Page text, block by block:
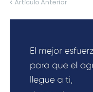
Artículo Anterior